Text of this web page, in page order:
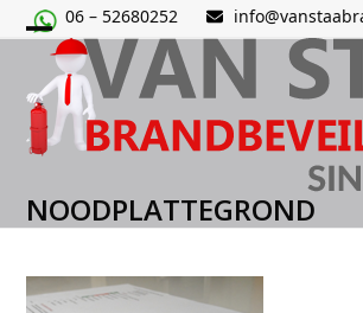
to
content
06 – 52680252
Open
mobile
menu
Close
mobile
menu
NOODPLATTEGROND